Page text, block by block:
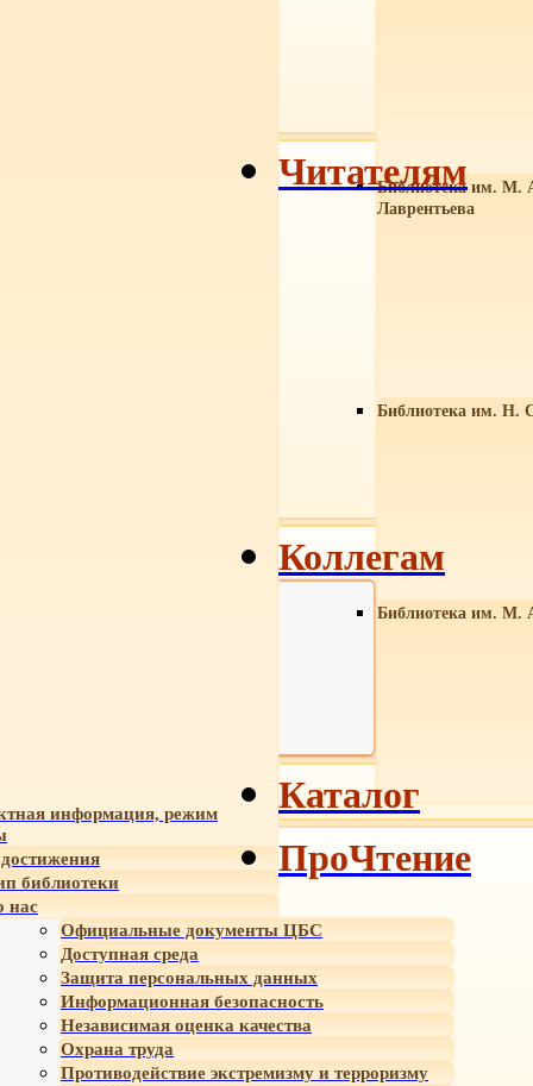
Библиотека им. М.
Лаврентьева
Библиотека им. Н.
Библиотека им. М.
информация, режим
библиотеки
нас
Официальные документы ЦБС
Доступная среда
Защита персональных данных
Информационная безопасность
Независимая оценка качества
Охрана труда
Противодействие экстремизму и терроризму
Читателям
Коллегам
Каталог
ПроЧтение